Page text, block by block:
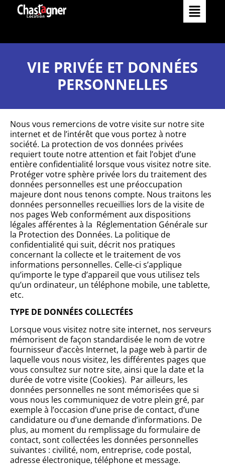
Réalisations
L’Entreprise
Actualités
Contact
Nos services
Nos agences
Catalogue
VIE PRIVÉE ET DONNÉES
PERSONNELLES
Nous vous remercions de votre visite sur notre site
internet et de l’intérêt que vous portez à notre
société. La protection de vos données privées
requiert toute notre attention et fait l’objet d’une
entière confidentialité lorsque vous visitez notre site.
Protéger votre sphère privée lors du traitement des
données personnelles est une préoccupation
majeure dont nous tenons compte. Nous traitons les
données personnelles recueillies lors de la visite de
nos pages Web conformément aux dispositions
légales afférentes à la Réglementation Générale sur
la Protection des Données. La politique de
confidentialité qui suit, décrit nos pratiques
concernant la collecte et le traitement de vos
informations personnelles. Celle-ci s’applique
qu’importe le type d’appareil que vous utilisez tels
qu’un ordinateur, un téléphone mobile, une tablette,
etc.
TYPE DE DONNÉES COLLECTÉES
Lorsque vous visitez notre site internet, nos serveurs
mémorisent de façon standardisée le nom de votre
fournisseur d’accès Internet, la page web à partir de
laquelle vous nous visitez, les différentes pages que
vous consultez sur notre site, ainsi que la date et la
durée de votre visite (Cookies). Par ailleurs, les
données personnelles ne sont mémorisées que si
vous nous les communiquez de votre plein gré, par
exemple à l’occasion d’une prise de contact, d’une
candidature ou d’une demande d’informations. De
plus, au moment du remplissage du formulaire de
contact, sont collectées les données personnelles
suivantes : civilité, nom, entreprise, code postal,
adresse électronique, téléphone et message.